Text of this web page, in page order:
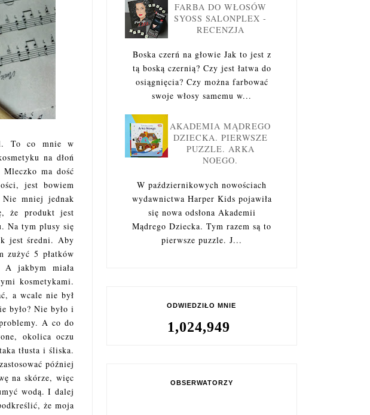
To co mnie w
na dłoń
ma dość
jest bowiem
mniej jednak
że produkt jest
Na tym plusy się
jest średni. Aby
zużyć 5 płatków
A jakbym miała
kosmetykami.
a wcale nie był
było? Nie było i
A co do
okolica oczu
tłusta i śliska.
później
na skórze, więc
wodą. I dalej
że moja
FARBA DO WŁOSÓW
SYOSS SALONPLEX -
RECENZJA
Boska czerń na głowie Jak to jest z
tą boską czernią? Czy jest łatwa do
osiągnięcia? Czy można farbować
swoje włosy samemu w...
AKADEMIA MĄDREGO
DZIECKA. PIERWSZE
PUZZLE. ARKA
NOEGO.
W październikowych nowościach
wydawnictwa Harper Kids pojawiła
się nowa odsłona Akademii
Mądrego Dziecka. Tym razem są to
pierwsze puzzle. J...
ODWIEDZIŁO MNIE
1,024,949
OBSERWATORZY